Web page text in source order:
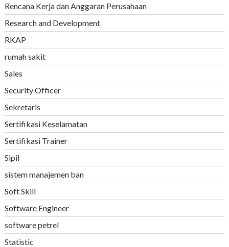
Rencana Kerja dan Anggaran Perusahaan
Research and Development
RKAP
rumah sakit
Sales
Security Officer
Sekretaris
Sertifikasi Keselamatan
Sertifikasi Trainer
Sipil
sistem manajemen ban
Soft Skill
Software Engineer
software petrel
Statistic